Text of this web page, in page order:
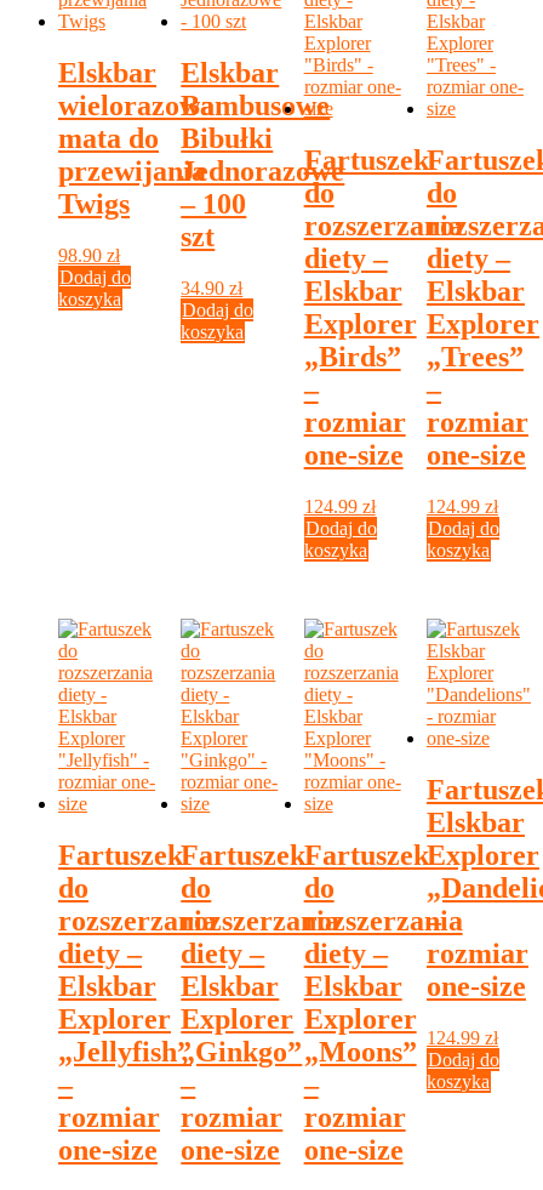
Elskbar
wielorazowa
mata do
przewijania
Twigs
98.90 zł
Dodaj do
koszyka
Elskbar
Bambusowe
Bibułki
Jednorazowe
– 100
szt
34.90zł
Dodaj do
koszyka
Fartuszek
do
rozszerzania
diety –
Elskbar
Explorer
„Birds”
–
rozmiar
one-size
124.99 zł
Dodaj do
koszyka
do
diety –
Elskbar
Explorer
„Trees”
–
rozmiar
one-size
124.99 zł
Dodaj do
koszyka
Fartuszek
do
rozszerzania
diety –
Elskbar
Explorer
„Jellyfish”
–
rozmiar
one-size
Fartuszek
do
rozszerzania
diety –
Elskbar
Explorer
„Ginkgo”
–
rozmiar
one-size
Fartuszek
do
rozszerzania
diety –
Elskbar
Explorer
„Moons”
–
rozmiar
one-size
Elskbar
Explorer
–
rozmiar
one-size
124.99 zł
Dodaj do
koszyka